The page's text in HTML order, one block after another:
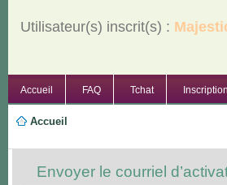
Utilisateur(s) inscrit(s) :
Accueil FAQ Tchat Inscription
Accueil
Envoyer le courriel